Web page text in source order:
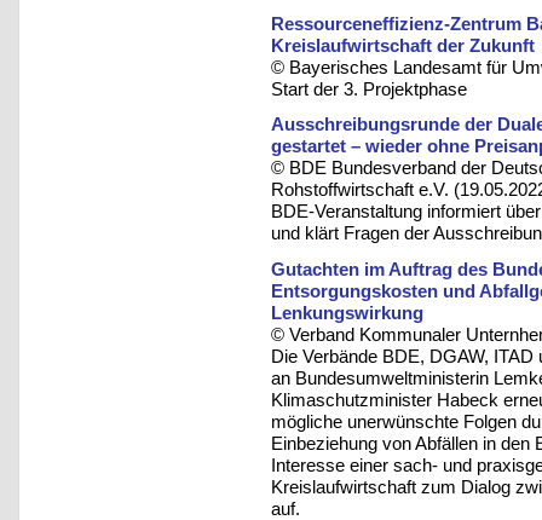
Ressourceneffizienz-Zentrum
Kreislaufwirtschaft der Zukunft
© Bayerisches Landesamt für
Start der 3. Projektphase
Ausschreibungsrunde der
gestartet – wieder ohne
© BDE Bundesverband der
Rohstoffwirtschaft e.V.
BDE-Veranstaltung informiert
und klärt Fragen der
Gutachten im Auftrag des
Entsorgungskosten und
Lenkungswirkung
© Verband Kommunaler
Die Verbände BDE, DGAW,
an Bundesumweltministerin
Klimaschutzminister Habeck
mögliche unerwünschte Folgen
Einbeziehung von Abfällen in
Interesse einer sach- und
Kreislaufwirtschaft zum Dialog
auf.